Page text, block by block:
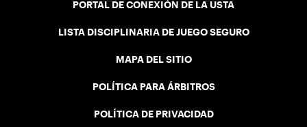
PORTAL DE CONEXIÓN DE LA USTA
LISTA DISCIPLINARIA DE JUEGO SEGURO
MAPA DEL SITIO
POLÍTICA PARA ÁRBITROS
POLÍTICA DE PRIVACIDAD